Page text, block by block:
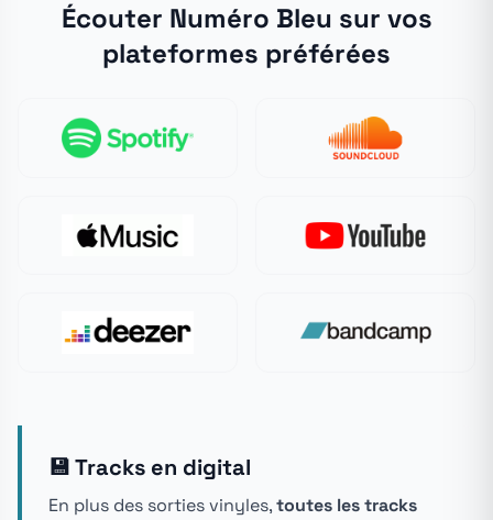
Écouter Numéro Bleu sur vos
plateformes préférées
💾 Tracks en digital
En plus des sorties vinyles,toutes les tracks